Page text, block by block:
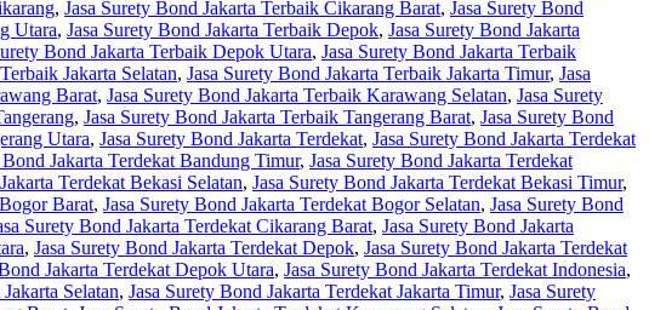
, Jasa Surety Bond Jakarta Terbaik Cikarang Barat, Jasa Surety Bond
Utara, Jasa Surety Bond Jakarta Terbaik Depok, Jasa Surety Bond Jakarta
Bond Jakarta Terbaik Depok Utara, Jasa Surety Bond Jakarta Terbaik
Jakarta Selatan, Jasa Surety Bond Jakarta Terbaik Jakarta Timur, Jasa
Barat, Jasa Surety Bond Jakarta Terbaik Karawang Selatan, Jasa Surety
, Jasa Surety Bond Jakarta Terbaik Tangerang Barat, Jasa Surety Bond
Utara, Jasa Surety Bond Jakarta Terdekat, Jasa Surety Bond Jakarta Terdekat
Bond Jakarta Terdekat Bandung Timur, Jasa Surety Bond Jakarta Terdekat
Terdekat Bekasi Selatan, Jasa Surety Bond Jakarta Terdekat Bekasi Timur,
Barat, Jasa Surety Bond Jakarta Terdekat Bogor Selatan, Jasa Surety Bond
Surety Bond Jakarta Terdekat Cikarang Barat, Jasa Surety Bond Jakarta
, Jasa Surety Bond Jakarta Terdekat Depok, Jasa Surety Bond Jakarta Terdekat
Jakarta Terdekat Depok Utara, Jasa Surety Bond Jakarta Terdekat Indonesia,
Selatan, Jasa Surety Bond Jakarta Terdekat Jakarta Timur, Jasa Surety